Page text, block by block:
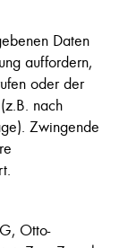
Daten
auffordern,
oder der
nach
Zwingende
Otto-